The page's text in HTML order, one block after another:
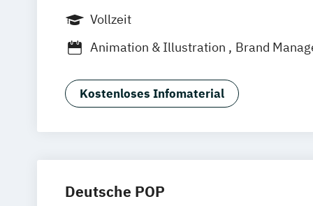
Leipzig
Vollzeit
Animation & Illustration
Brand
Eventmanagement
Filmmaking (DE/
Game Design & Development
Medien- und
Medien- und Werbepsychologie
Kostenloses Infomaterial
Deutsche POP